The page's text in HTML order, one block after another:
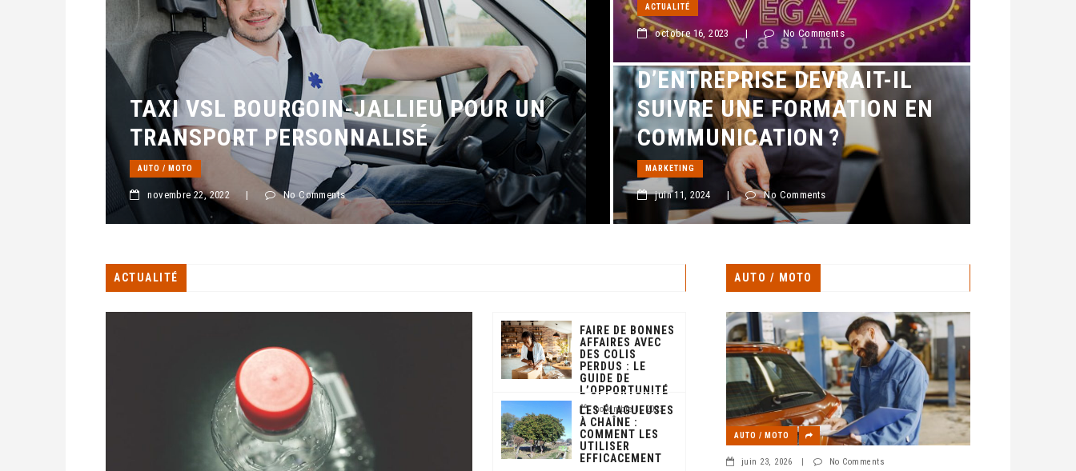
TAXI VSL BOURGOIN-JALLIEU POUR UN
TRANSPORT PERSONNALISÉ
AUTO / MOTO
novembre 22, 2022 | No Comments
ACTUALITÉ
octobre 16, 2023 | No Comments
POURQUOI UN MANAGER
D’ENTREPRISE DEVRAIT-IL
SUIVRE UNE FORMATION EN
COMMUNICATION ?
MARKETING
juin 11, 2024 | No Comments
ACTUALITÉ
FAIRE DE BONNES
AFFAIRES AVEC
DES COLIS
PERDUS : LE
GUIDE DE
L’OPPORTUNITÉ
novembre 1, 2023
LES ÉLAGUEUSES
À CHAÎNE :
COMMENT LES
UTILISER
EFFICACEMENT
AUTO / MOTO
AUTO / MOTO
juin 23, 2026 | No Comments